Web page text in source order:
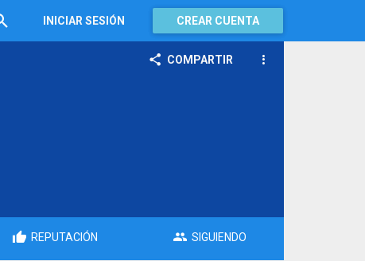
INICIAR SESIÓN CREAR CUENTA
COMPARTIR
REPUTACIÓN SIGUIENDO